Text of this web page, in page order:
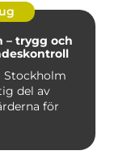
– trygg och
Stockholm
del av
för